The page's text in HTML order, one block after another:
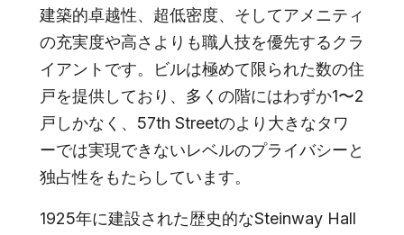
建築的卓越性、超低密度、そしてアメニティ
の充実度や高さよりも職人技を優先するクラ
イアントです。ビルは極めて限られた数の住
戸を提供しており、多くの階にはわずか1〜2
戸しかなく、57th Streetのより大きなタワ
ーでは実現できないレベルのプライバシーと
独占性をもたらしています。
1925年に建設された歴史的なSteinway Hall